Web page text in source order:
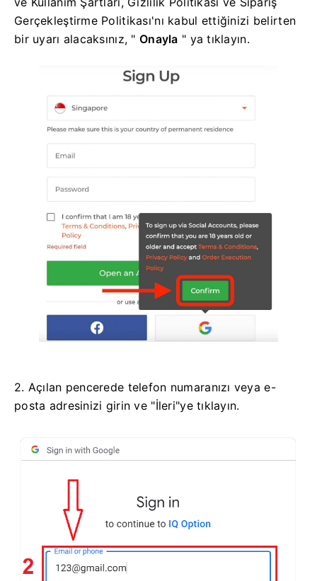
Gerçekleştirme Politikası'nı kabul ettiğinizi belirten
bir uyarı alacaksınız, " Onayla " ya tıklayın.
2. Açılan pencerede telefon numaranızı veya e-
posta adresinizi girin ve "İleri"ye tıklayın.